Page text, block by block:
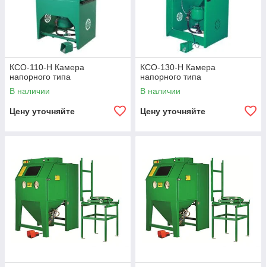
КСО-110-Н Камера
напорного типа
В наличии
Цену уточняйте
КСО-130-Н Камера
напорного типа
В наличии
Цену уточняйте